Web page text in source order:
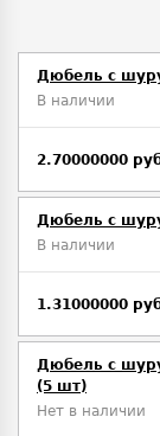
Дюбель с
В наличии
2.70000000
Дюбель с
В наличии
1.31000000
Дюбель с
(5 шт)
Нет в наличии